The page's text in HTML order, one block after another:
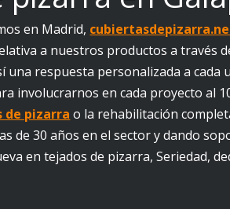
en Madrid,
a nuestros productos a través
respuesta personalizada a
involucrarnos en cada proyecto al
de pizarra o la rehabilitación
de 30 años en el sector y dando
en tejados de pizarra, Seriedad,